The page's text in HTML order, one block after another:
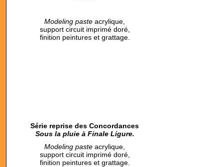
Modeling paste acrylique,
support circuit imprimé doré,
finition peintures et grattage.
Série reprise des Concordances
Sous la pluie à Finale Ligure.
Modeling paste acrylique,
support circuit imprimé doré,
finition peintures et grattage.